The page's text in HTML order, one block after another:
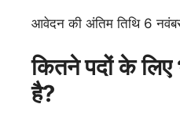
आवेदन की अंतिम तिथि 6
कितने पदों के लिए
है?